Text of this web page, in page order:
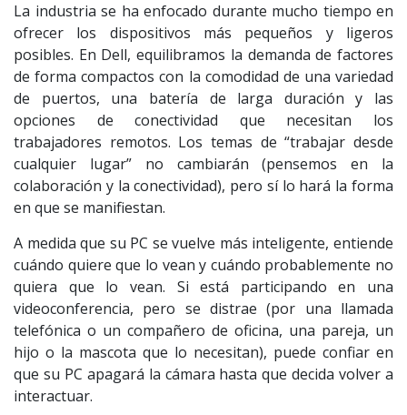
La industria se ha enfocado durante mucho tiempo en
ofrecer los dispositivos más pequeños y ligeros
posibles. En Dell, equilibramos la demanda de factores
de forma compactos con la comodidad de una variedad
de puertos, una batería de larga duración y las
opciones de conectividad que necesitan los
trabajadores remotos. Los temas de “trabajar desde
cualquier lugar” no cambiarán (pensemos en la
colaboración y la conectividad), pero sí lo hará la forma
en que se manifiestan.
A medida que su PC se vuelve más inteligente, entiende
cuándo quiere que lo vean y cuándo probablemente no
quiera que lo vean. Si está participando en una
videoconferencia, pero se distrae (por una llamada
telefónica o un compañero de oficina, una pareja, un
hijo o la mascota que lo necesitan), puede confiar en
que su PC apagará la cámara hasta que decida volver a
interactuar.